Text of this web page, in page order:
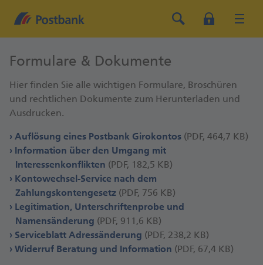
Formulare & Dokumente
Hier finden Sie alle wichtigen Formulare, Broschüren
und rechtlichen Dokumente zum Herunterladen und
Ausdrucken.
Auflösung eines Postbank Girokontos (PDF, 464,7 KB)
Information über den Umgang mit
Interessenkonflikten (PDF, 182,5 KB)
Kontowechsel-Service nach dem
Zahlungskontengesetz (PDF, 756 KB)
Legitimation, Unterschriftenprobe und
Namensänderung (PDF, 911,6 KB)
Serviceblatt Adressänderung (PDF, 238,2 KB)
Widerruf Beratung und Information (PDF, 67,4 KB)